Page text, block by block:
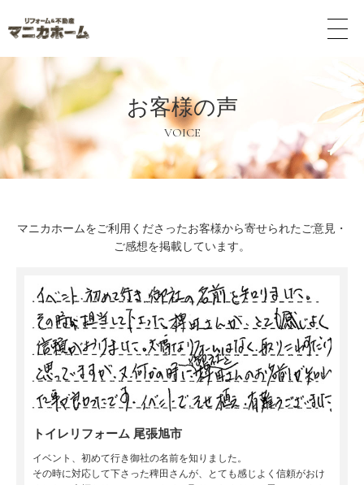
メ
ュ
ー
タ
ン
お客様の声
VOICE
マニカホームをご利用くださったお客様から寄せられたご意見・
ご感想を掲載しています。
トイレリフォーム 尾張旭市
イベント、初めて行き御社の名前を知りました。
その時に対応して下さった稗田さんが、とても感じよく信頼がおけ